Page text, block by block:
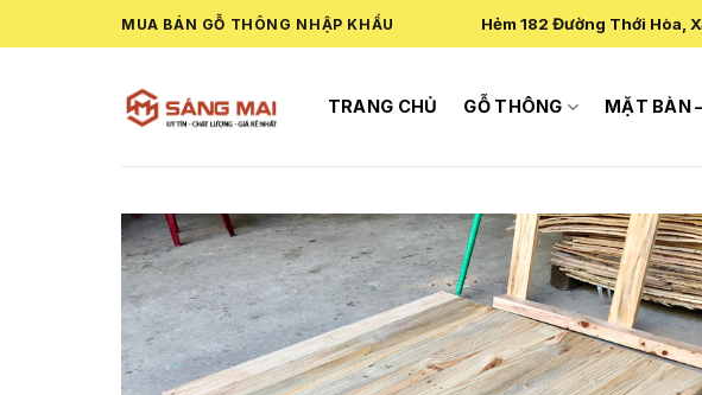
to
MUA BÁN GỖ THÔNG NHẬP KHẨU Hẻm 182 Đường Thới Hòa,
TRANG CHỦ GỖ THÔNG MẶT BÀN